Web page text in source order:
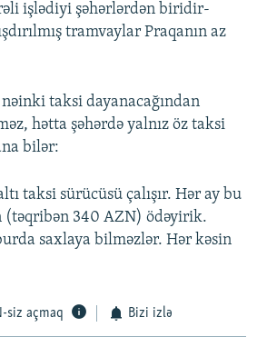
işlədiyi şəhərlərdən biridir-
tramvaylar Praqanın az
taksi dayanacağından
hətta şəhərdə yalnız öz taksi
bilər:
taksi sürücüsü çalışır. Hər ay bu
340 AZN) ödəyirik.
saxlaya bilməzlər. Hər kəsin
siz açmaq Bizi izlə